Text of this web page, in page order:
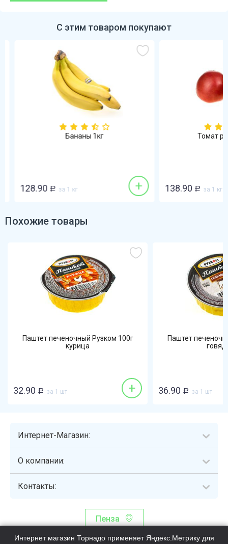
С этим товаром покупают
Бананы 1кг
128.90 за 1 кг +
Томат
138.90 Р за 1 кг
Похожие товары
Паштет печеночный Рузком 100г
курица
32.90 Р за 1 шт +
Паштет
36.90 Р за 1 шт
Интернет-Магазин:
О компании:
Контакты:
Пенза
Торнадо - интернет-гипермаркет, осуществляющий сборку,
Интернет магазин Торнадо применяет Яндекс.Метрику для